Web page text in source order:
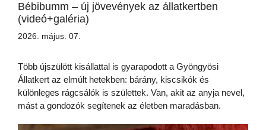
Bébibumm – új jövevények az állatkertben
(videó+galéria)
2026. május. 07.
Több újszülött kisállattal is gyarapodott a Gyöngyösi
Állatkert az elmúlt hetekben: bárány, kiscsikók és
különleges rágcsálók is születtek. Van, akit az anyja nevel,
mást a gondozók segítenek az életben maradásban.